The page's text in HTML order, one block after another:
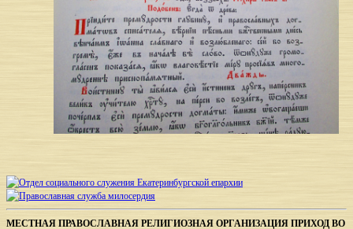
Sidebar
МЕСТНАЯ ПРАВОСЛАВНАЯ РЕЛИГИОЗНАЯ ОРГАНИЗАЦИЯ ПРИХОД ВО